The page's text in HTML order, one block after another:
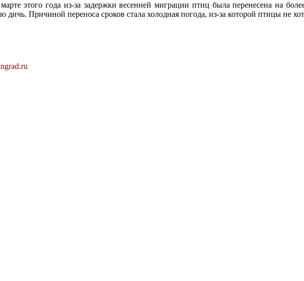
этого года из-за задержки весенней миграции птиц была перенесена на
дичь. Причиной переноса сроков стала холодная погода, из-за которой птицы не